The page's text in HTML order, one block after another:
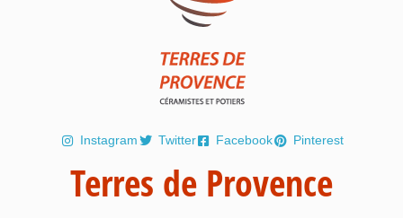
Instagram Twitter Facebook Pinterest
Terres de Provence